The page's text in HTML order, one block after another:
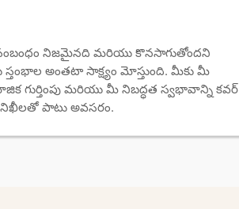
నిజమైనది మరియు కొనసాగుతోందని
స్తంభాల అంతటా సాక్ష్యం మోస్తుంది. మీకు మీ
గుర్తింపు మరియు మీ నిబద్ధత స్వభావాన్ని కవర్
పాటు అవసరం.